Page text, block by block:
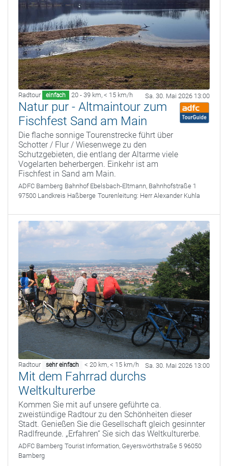
Radtour einfach 20 - 39 km, < 15 km/h Sa. 30. Mai 2026 13:00
Natur pur - Altmaintour zum
Fischfest Sand am Main
Die flache sonnige Tourenstrecke führt über
Schotter / Flur / Wiesenwege zu den
Schutzgebieten, die entlang der Altarme viele
Vogelarten beherbergen. Einkehr ist am
Fischfest in Sand am Main.
ADFC Bamberg Bahnhof Ebelsbach-Eltmann, Bahnhofstraße 1
97500 Landkreis Haßberge Tourenleitung: Herr Alexander Kuhla
Radtour sehr einfach < 20 km, < 15 km/h Sa. 30. Mai 2026 13:00
Mit dem Fahrrad durchs
Weltkulturerbe
Kommen Sie mit auf unsere geführte ca.
zweistündige Radtour zu den Schönheiten dieser
Stadt. Genießen Sie die Gesellschaft gleich gesinnter
Radlfreunde. „Erfahren“ Sie sich das Weltkulturerbe.
ADFC Bamberg Tourist Information, Geyerswörthstraße 5 96050
Bamberg